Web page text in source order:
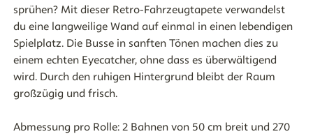
sprühen? Mit dieser Retro-Fahrzeugtapete verwandelst
du eine langweilige Wand auf einmal in einen lebendigen
Spielplatz. Die Busse in sanften Tönen machen dies zu
einem echten Eyecatcher, ohne dass es überwältigend
wird. Durch den ruhigen Hintergrund bleibt der Raum
großzügig und frisch.
Abmessung pro Rolle: 2 Bahnen von 50 cm breit und 270